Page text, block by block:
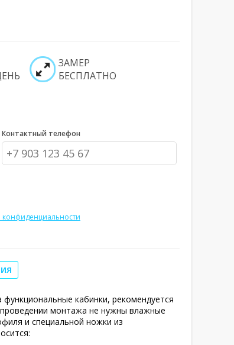
ЗАМЕР
БЕСПЛАТНО
Контактный телефон
конфиденциальности
кабинки, рекомендуется
монтажа не нужны влажные
и специальной ножки из